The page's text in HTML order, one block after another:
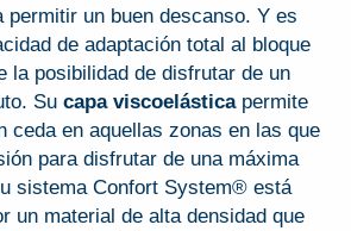
permitir un buen descanso. Y es
de adaptación total al bloque
la posibilidad de disfrutar de un
Su capa viscoelásticapermite
ceda en aquellas zonas en las que
para disfrutar de una máxima
sistema Confort System® está
un material de alta densidad que